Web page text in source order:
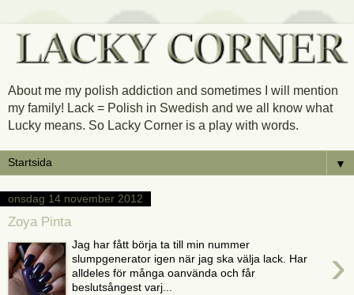
About me my polish addiction and sometimes I will mention
my family! Lack = Polish in Swedish and we all know what
Lucky means. So Lacky Corner is a play with words.
▼
onsdag 14 november 2012
Zoya Pinta
›
Jag har fått börja ta till min nummer
slumpgenerator igen när jag ska välja lack. Har
alldeles för många oanvända och får
beslutsångest varj...